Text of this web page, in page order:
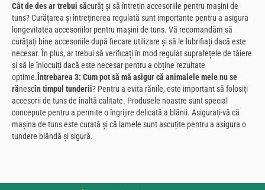
Cât de des ar trebui săcurăț și să întrețin accesoriile pentru mașini de
tuns? Curățarea și întreținerea regulată sunt importante pentru a asigura
longevitatea accesoriilor pentru mașini de tuns. Vă recomandăm să
curățați bine accesoriile după fiecare utilizare și să le lubrifiați dacă este
necesar. În plus, ar trebui să verificați în mod regulat suprafețele de tăiere
și să le înlocuiți dacă este necesar pentru a obține rezultate
optime.Întrebarea 3: Cum pot să mă asigur că animalele mele nu se
rănescîn timpul tunderii? Pentru a evita rănile, este important să folosiți
accesorii de tuns de înaltă calitate. Produsele noastre sunt special
concepute pentru a permite o îngrijire delicată a blănii. Asigurați-vă că
mașina de tuns este curată și că lamele sunt ascuțite pentru a asigura o
tundere blândă și sigură.